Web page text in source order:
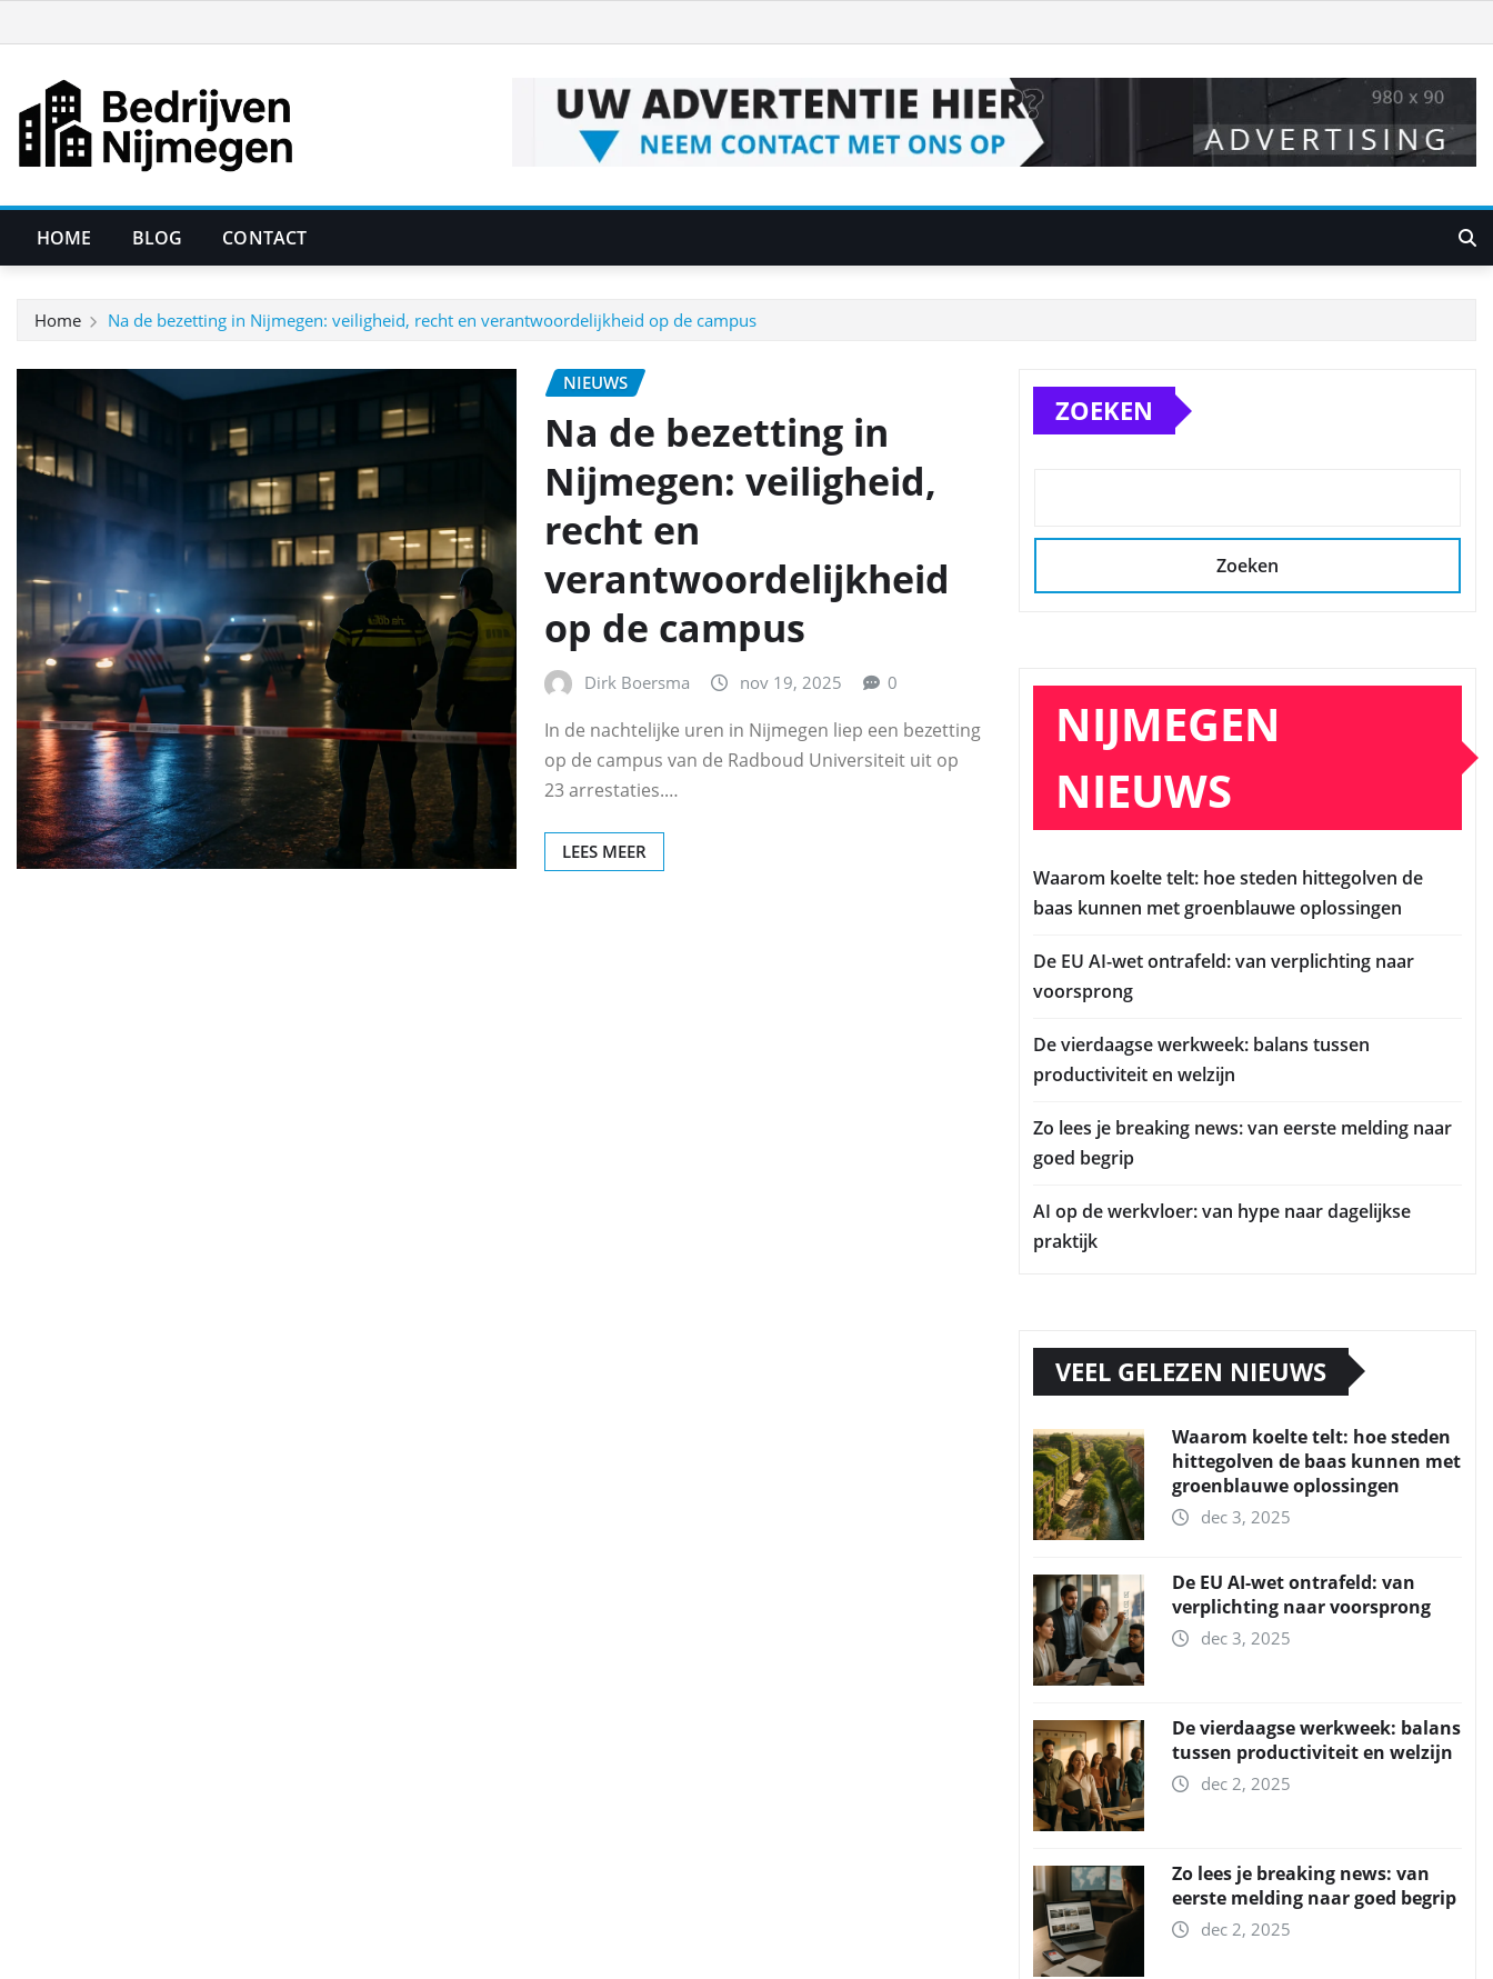
naar
inhoud
HOME BLOG CONTACT
Home Na de bezetting in Nijmegen: veiligheid, recht en verantwoordelijkheid op de campus
NIEUWS
Na de bezetting in
Nijmegen: veiligheid,
recht en
verantwoordelijkheid
op de campus
Dirk Boersma nov 19, 2025 0
In de nachtelijke uren in Nijmegen liep een bezetting
op de campus van de Radboud Universiteit uit op
23 arrestaties.…
LEES MEER
ZOEKEN
Zoeken
NIJMEGEN
NIEUWS
Waarom koelte telt: hoe steden hittegolven de
baas kunnen met groenblauwe oplossingen
De EU AI-wet ontrafeld: van verplichting naar
voorsprong
De vierdaagse werkweek: balans tussen
productiviteit en welzijn
Zo lees je breaking news: van eerste melding naar
goed begrip
AI op de werkvloer: van hype naar dagelijkse
praktijk
VEEL GELEZEN NIEUWS
Waarom koelte telt: hoe steden
hittegolven de baas kunnen met
groenblauwe oplossingen
dec 3, 2025
De EU AI-wet ontrafeld: van
verplichting naar voorsprong
dec 3, 2025
De vierdaagse werkweek: balans
tussen productiviteit en welzijn
dec 2, 2025
Zo lees je breaking news: van
eerste melding naar goed begrip
dec 2, 2025